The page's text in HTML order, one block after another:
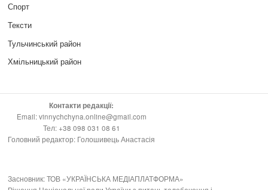
Спорт
Тексти
Тульчинський район
Хмільницький район
Контакти редакції:
Email: vinnychchyna.online@gmail.com
Тел: +38 098 031 08 61
Головний редактор: Голошивець Анастасія
Засновник: ТОВ «УКРАЇНСЬКА МЕДІАПЛАТФОРМА»